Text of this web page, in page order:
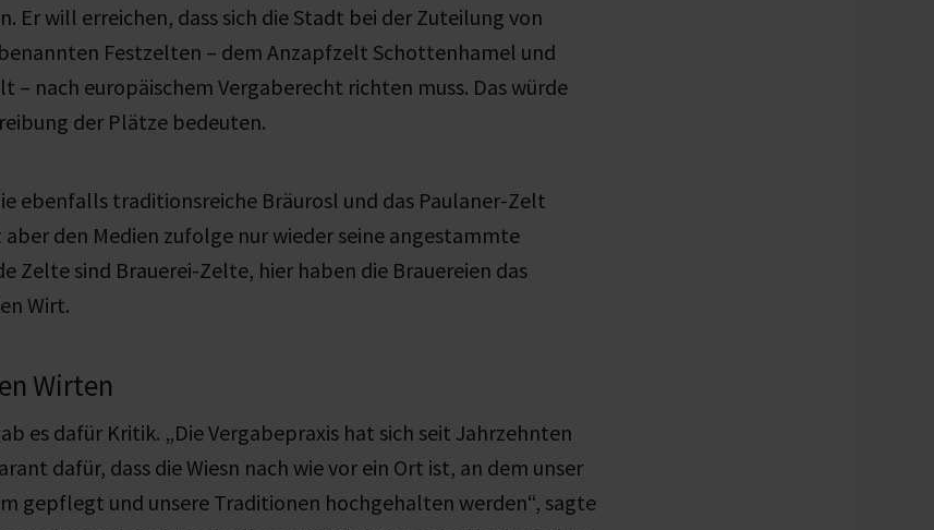
Er will erreichen, dass sich die Stadt bei der Zuteilung von
Festzelten – dem Anzapfzelt Schottenhamel und
– nach europäischem Vergaberecht richten muss. Das würde
der Plätze bedeuten.
ebenfalls traditionsreiche Bräurosl und das Paulaner-Zelt
den Medien zufolge nur wieder seine angestammte
Zelte sind Brauerei-Zelte, hier haben die Brauereien das
Wirt.
Wirten
es dafür Kritik. „Die Vergabepraxis hat sich seit Jahrzehnten
dafür, dass die Wiesn nach wie vor ein Ort ist, an dem unser
gepflegt und unsere Traditionen hochgehalten werden“, sagte